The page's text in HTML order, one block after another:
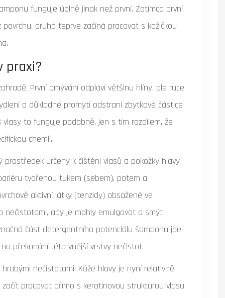
funguje úplně jinak než první. Zatímco první
druhá teprve začíná pracovat s kožičkou
praxi?
První omývání odplaví většinu hlíny, ale ruce
a důkladné promytí odstraní zbytkové částice
to funguje podobně, jen s tím rozdílem, že
chemií.
prostředek určený k čištění vlasů a pokožky hlavy
tvořenou tukem (sebem), potem a
aktivní látky (tenzidy) obsažené ve
nečistotami, aby je mohly emulgovat a smýt
část detergentního potenciálu šamponu jde
překonání této vnější vrstvy nečistot.
nečistotami. Kůže hlavy je nyní relativně
pracovat přímo s keratinovou strukturou vlasu